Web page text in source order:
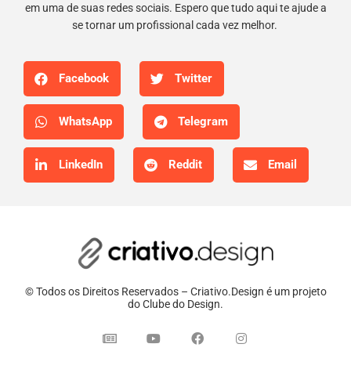
em uma de suas redes sociais. Espero que tudo aqui te ajude a
se tornar um profissional cada vez melhor.
Facebook Twitter
WhatsApp Telegram
LinkedIn Reddit Email
© Todos os Direitos Reservados – Criativo.Design é um projeto
do Clube do Design.